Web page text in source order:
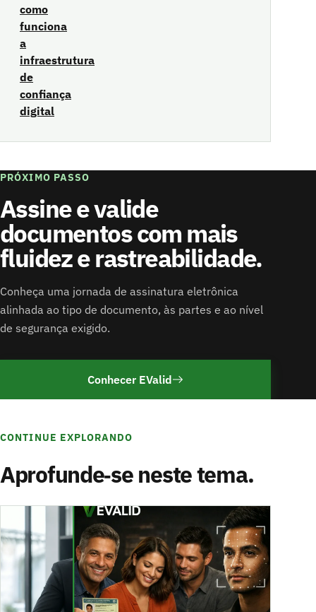
como
funciona
a
infraestrutura
de
confiança
digital
PRÓXIMO PASSO
Assine e valide
documentos com mais
fluidez e rastreabilidade.
Conheça uma jornada de assinatura eletrônica
alinhada ao tipo de documento, às partes e ao nível
de segurança exigido.
Conhecer EValid
CONTINUE EXPLORANDO
Aprofunde‑se neste tema.